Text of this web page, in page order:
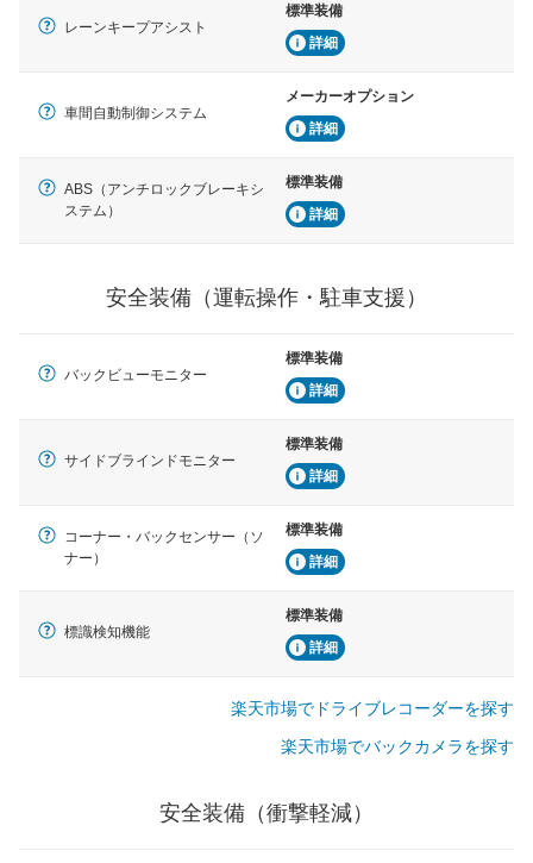
レーンキープアシスト
標準装備
詳細
車間自動制御システム
メーカーオプション
詳細
ABS（アンチロックブレーキシ
ステム）
標準装備
詳細
安全装備（運転操作・駐車支援）
バックビューモニター
標準装備
詳細
サイドブラインドモニター
標準装備
詳細
コーナー・バックセンサー（ソ
ナー）
標準装備
詳細
標識検知機能
標準装備
詳細
楽天市場でドライブレコーダーを探す
楽天市場でバックカメラを探す
安全装備（衝撃軽減）